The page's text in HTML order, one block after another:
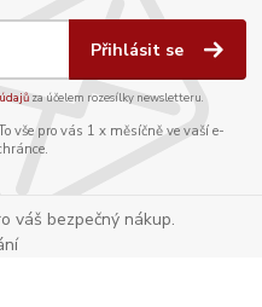
Přihlásit se
za účelem rozesílky newsletteru.
vše pro vás 1 x měsíčně ve vaší e-